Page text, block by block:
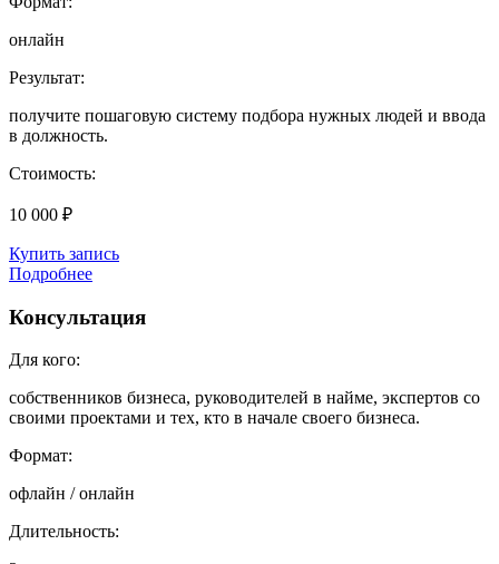
онлайн
Результат:
получите пошаговую систему подбора нужных людей и ввода
в должность.
Стоимость:
10 000 ₽
Купить запись
Подробнее
Консультация
Для кого:
собственников бизнеса, руководителей в найме, экспертов со
своими проектами и тех, кто в начале своего бизнеса.
Формат:
офлайн / онлайн
Длительность: